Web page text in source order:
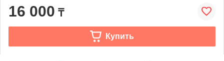
16 000 ₸
Купить